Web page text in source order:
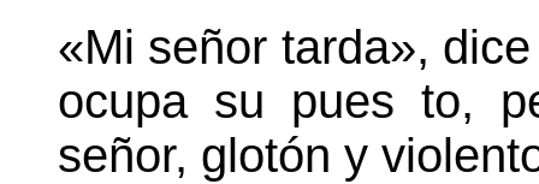
«Mi señor tarda»,
ocupa su pues to,
señor, glotón y